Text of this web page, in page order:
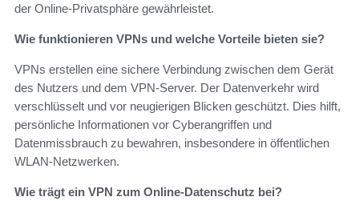
der Online-Privatsphäre gewährleistet.
Wie funktionieren VPNs und welche Vorteile bieten sie?
VPNs erstellen eine sichere Verbindung zwischen dem Gerät
des Nutzers und dem VPN-Server. Der Datenverkehr wird
verschlüsselt und vor neugierigen Blicken geschützt. Dies hilft,
persönliche Informationen vor Cyberangriffen und
Datenmissbrauch zu bewahren, insbesondere in öffentlichen
WLAN-Netzwerken.
Wie trägt ein VPN zum Online-Datenschutz bei?